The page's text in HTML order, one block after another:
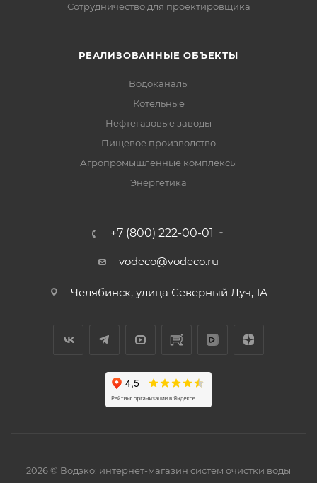
Сотрудничество для проектировщика
РЕАЛИЗОВАННЫЕ ОБЪЕКТЫ
Водоканалы
Котельные
Нефтегазовые заводы
Пищевое производство
Агропромышленные комплексы
Энергетика
+7 (800) 222-00-01
vodeco@vodeco.ru
Челябинск, улица Северный Луч, 1А
2026 © Водэко: интернет-магазин систем очистки воды